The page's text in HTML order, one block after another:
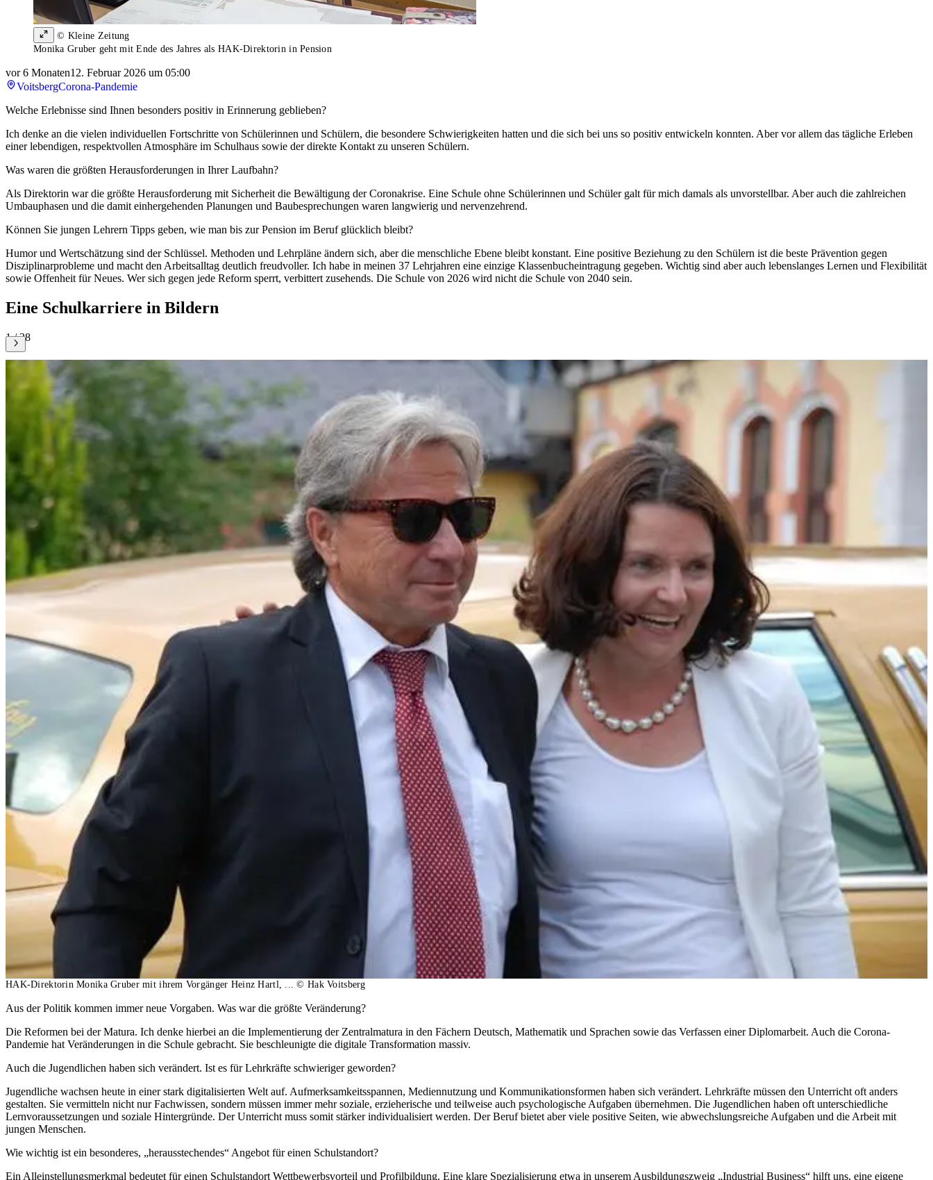
© Kleine Zeitung
Monika Gruber geht mit Ende des Jahres als HAK-Direktorin in Pension
vor 6 Monaten12. Februar 2026 um 05:00
VoitsbergCorona-Pandemie
Welche Erlebnisse sind Ihnen besonders positiv in Erinnerung geblieben?
Ich denke an die vielen individuellen Fortschritte von Schülerinnen und Schülern, die besondere Schwierigkeiten hatten und die sich bei uns so positiv entwickeln konnten. Aber vor allem das tägliche Erleben
einer lebendigen, respektvollen Atmosphäre im Schulhaus sowie der direkte Kontakt zu unseren Schülern.
Was waren die größten Herausforderungen in Ihrer Laufbahn?
Als Direktorin war die größte Herausforderung mit Sicherheit die Bewältigung der Coronakrise. Eine Schule ohne Schülerinnen und Schüler galt für mich damals als unvorstellbar. Aber auch die zahlreichen
Umbauphasen und die damit einhergehenden Planungen und Baubesprechungen waren langwierig und nervenzehrend.
Können Sie jungen Lehrern Tipps geben, wie man bis zur Pension im Beruf glücklich bleibt?
Humor und Wertschätzung sind der Schlüssel. Methoden und Lehrpläne ändern sich, aber die menschliche Ebene bleibt konstant. Eine positive Beziehung zu den Schülern ist die beste Prävention gegen
Disziplinarprobleme und macht den Arbeitsalltag deutlich freudvoller. Ich habe in meinen 37 Lehrjahren eine einzige Klassenbucheintragung gegeben. Wichtig sind aber auch lebenslanges Lernen und Flexibilität
sowie Offenheit für Neues. Wer sich gegen jede Reform sperrt, verbittert zusehends. Die Schule von 2026 wird nicht die Schule von 2040 sein.
Eine Schulkarriere in Bildern
1 / 38
HAK-Direktorin Monika Gruber mit ihrem Vorgänger Heinz Hartl, ... © Hak Voitsberg
Aus der Politik kommen immer neue Vorgaben. Was war die größte Veränderung?
Die Reformen bei der Matura. Ich denke hierbei an die Implementierung der Zentralmatura in den Fächern Deutsch, Mathematik und Sprachen sowie das Verfassen einer Diplomarbeit. Auch die Corona-
Pandemie hat Veränderungen in die Schule gebracht. Sie beschleunigte die digitale Transformation massiv.
Auch die Jugendlichen haben sich verändert. Ist es für Lehrkräfte schwieriger geworden?
Jugendliche wachsen heute in einer stark digitalisierten Welt auf. Aufmerksamkeitsspannen, Mediennutzung und Kommunikationsformen haben sich verändert. Lehrkräfte müssen den Unterricht oft anders
gestalten. Sie vermitteln nicht nur Fachwissen, sondern müssen immer mehr soziale, erzieherische und teilweise auch psychologische Aufgaben übernehmen. Die Jugendlichen haben oft unterschiedliche
Lernvoraussetzungen und soziale Hintergründe. Der Unterricht muss somit stärker individualisiert werden. Der Beruf bietet aber viele positive Seiten, wie abwechslungsreiche Aufgaben und die Arbeit mit
jungen Menschen.
Wie wichtig ist ein besonderes, „herausstechendes“ Angebot für einen Schulstandort?
Ein Alleinstellungsmerkmal bedeutet für einen Schulstandort Wettbewerbsvorteil und Profilbildung. Eine klare Spezialisierung etwa in unserem Ausbildungszweig „Industrial Business“ hilft uns, eine eigene